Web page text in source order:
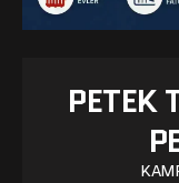
PETEK